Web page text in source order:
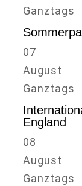
Ganztags
07
August
Ganztags
England
08
August
Ganztags